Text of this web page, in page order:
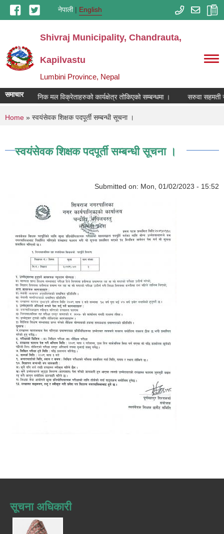
Skip to main contentनेपाली English
Shivraj Municipality, Chandrauta,
Kapilvastu
Lumbini Province, Nepal
समाचाररसायनिक मल विक्रेताहरुको कार्यक्षेत्र तोकिएको सम्बन्धमा । सरुवा सहमती
You are here
Home » स्वयंसेवक शिक्षक पदपूर्ती सम्बन्धी सूचना ।
स्वयंसेवक शिक्षक पदपूर्ती सम्बन्धी सूचना ।
Submitted on: Mon, 01/02/2023 - 15:52
सूचना अधिकारी